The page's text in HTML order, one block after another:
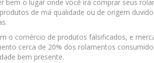
o lugar onde você irá comprar seus
de má qualidade ou de origem
o comércio de produtos falsificados, e
cerca de 20% dos rolamentos
bem presente.